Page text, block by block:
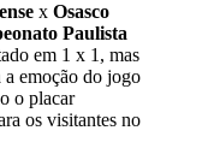
x Osasco
Paulista
em 1 x 1, mas
a emoção do jogo
o placar
os visitantes no